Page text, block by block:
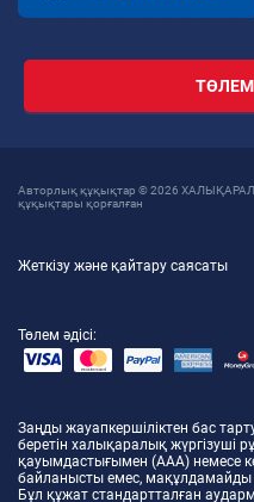
Авторлық құқықтар © 2026
құқықтары қорғалған
Жеткізу және қайтару саясаты
Төлем әдісі:
Заңды жауапкершіліктен бас
беретін халықаралық жүргізуші
қауымдастығымен (AAA) немесе
байланысты емес,
Бұл құжат стандартталған